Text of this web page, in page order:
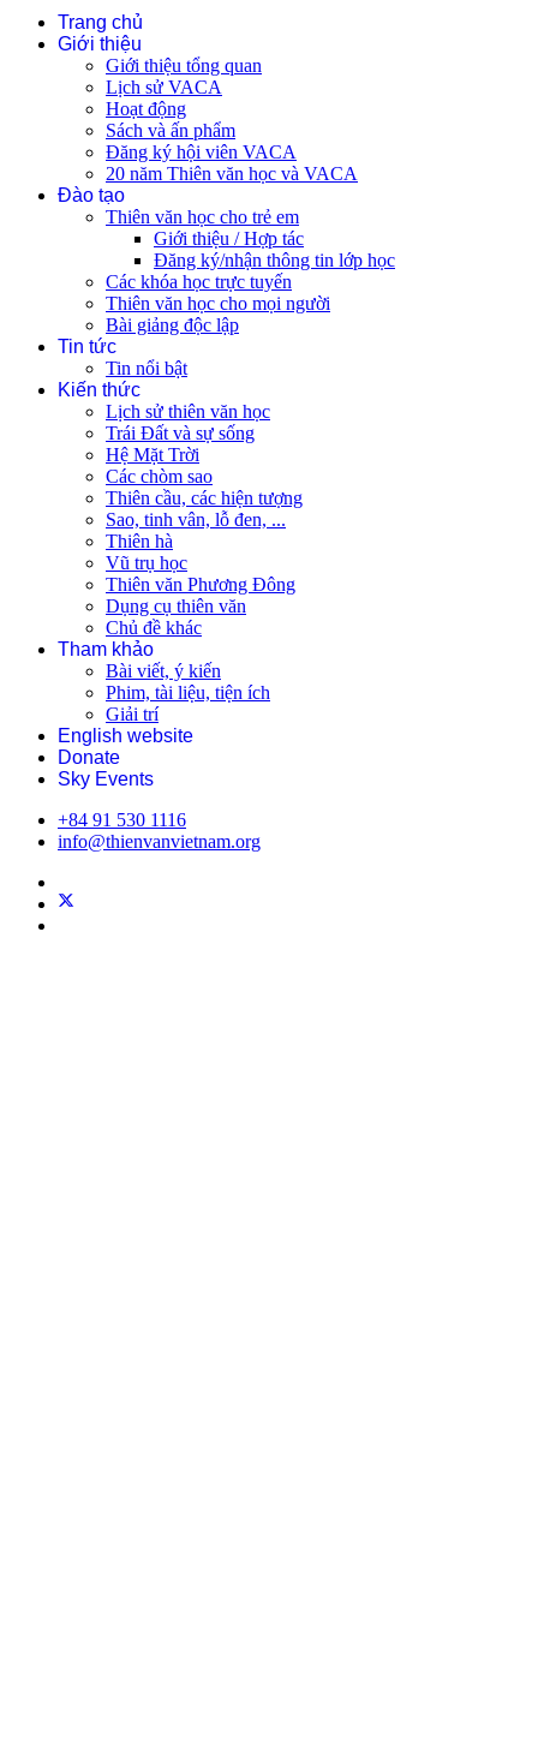
Trang chủ
Giới thiệu
Giới thiệu tổng quan
Lịch sử VACA
Hoạt động
Sách và ấn phẩm
Đăng ký hội viên VACA
20 năm Thiên văn học và VACA
Đào tạo
Thiên văn học cho trẻ em
Giới thiệu / Hợp tác
Đăng ký/nhận thông tin lớp học
Các khóa học trực tuyến
Thiên văn học cho mọi người
Bài giảng độc lập
Tin tức
Tin nổi bật
Kiến thức
Lịch sử thiên văn học
Trái Đất và sự sống
Hệ Mặt Trời
Các chòm sao
Thiên cầu, các hiện tượng
Sao, tinh vân, lỗ đen, ...
Thiên hà
Vũ trụ học
Thiên văn Phương Đông
Dụng cụ thiên văn
Chủ đề khác
Tham khảo
Bài viết, ý kiến
Phim, tài liệu, tiện ích
Giải trí
English website
Donate
Sky Events
+84 91 530 1116
info@thienvanvietnam.org